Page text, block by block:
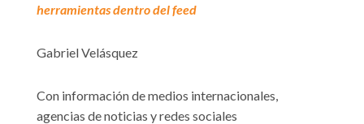
herramientas dentro del feed
Gabriel Velásquez
Con información de medios internacionales,
agencias de noticias y redes sociales